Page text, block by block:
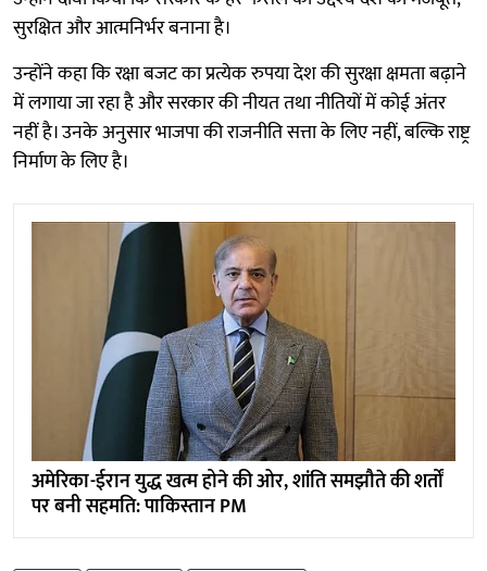
सुरक्षित और आत्मनिर्भर बनाना है।
उन्होंने कहा कि रक्षा बजट का प्रत्येक रुपया देश की सुरक्षा क्षमता बढ़ाने
में लगाया जा रहा है और सरकार की नीयत तथा नीतियों में कोई अंतर
नहीं है। उनके अनुसार भाजपा की राजनीति सत्ता के लिए नहीं, बल्कि राष्ट्र
निर्माण के लिए है।
अमेरिका-ईरान युद्ध खत्म होने की ओर, शांति समझौते की शर्तों
पर बनी सहमति: पाकिस्तान PM